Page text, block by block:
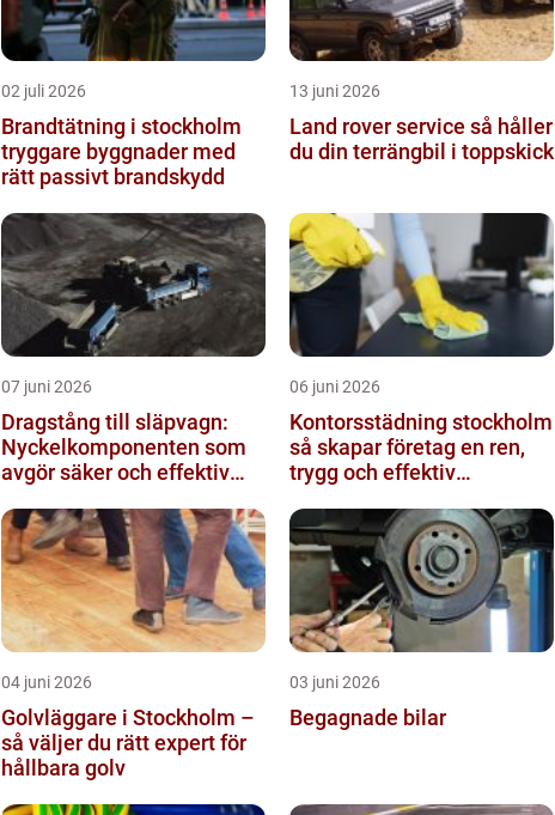
02 juli 2026
Brandtätning i stockholm
tryggare byggnader med
rätt passivt brandskydd
13 juni 2026
Land rover service så håller
du din terrängbil i toppskick
07 juni 2026
Dragstång till släpvagn:
Nyckelkomponenten som
avgör säker och effektiv
06 juni 2026
Kontorsstädning stockholm
så skapar företag en ren,
trygg och effektiv
04 juni 2026
Golvläggare i Stockholm –
så väljer du rätt expert för
hållbara golv
03 juni 2026
Begagnade bilar